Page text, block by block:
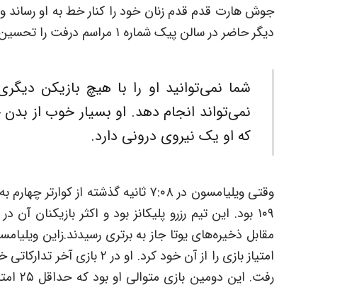
جوش هارت قدم قدم زنان خود را کنار خط به او رساند
دیگر حاضر در سالن پیک شماره ۱ مراسم درفت را تحسین کرد. هارت در این باره گفت:
شما نمی‌توانید او را با هیچ بازیکن
نمی‌تواند انجام دهد. او بسیار خوب از
که او یک نیروی درونی دارد.